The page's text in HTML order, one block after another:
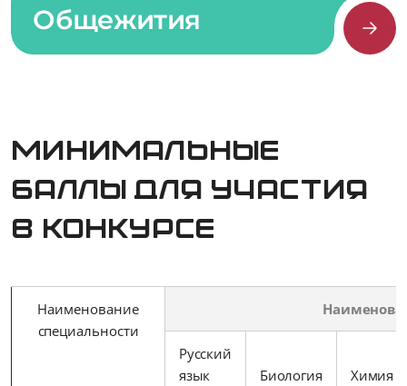
Общежития
Минимальные
баллы для участия
в конкурсе
Наименование
специальности
Русский
язык
Биология Химия